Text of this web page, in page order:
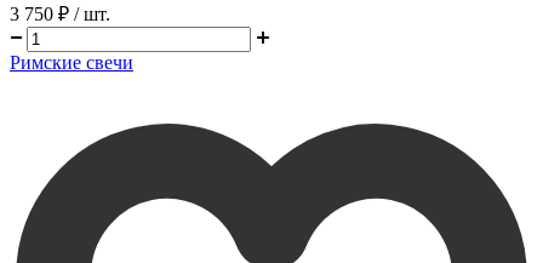
3 750 ₽ / шт.
Римские свечи